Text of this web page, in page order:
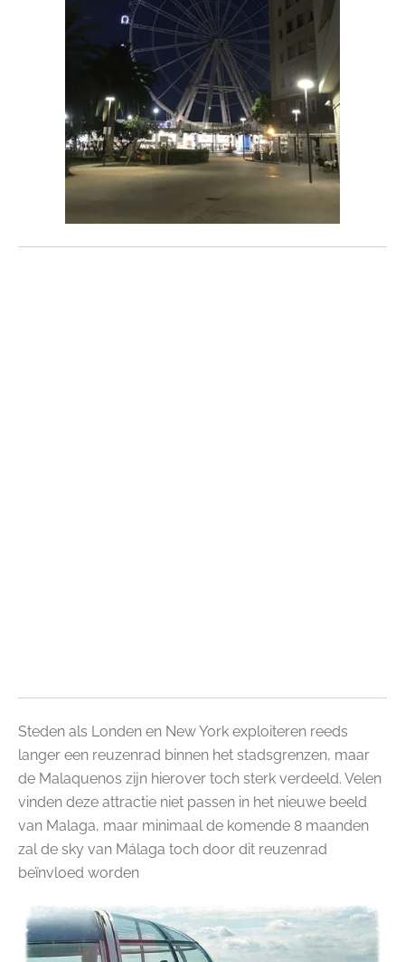
Steden als Londen en New York exploiteren reeds
langer een reuzenrad binnen het stadsgrenzen, maar
de Malaquenos zijn hierover toch sterk verdeeld. Velen
vinden deze attractie niet passen in het nieuwe beeld
van Malaga, maar minimaal de komende 8 maanden
zal de sky van Málaga toch door dit reuzenrad
beïnvloed worden